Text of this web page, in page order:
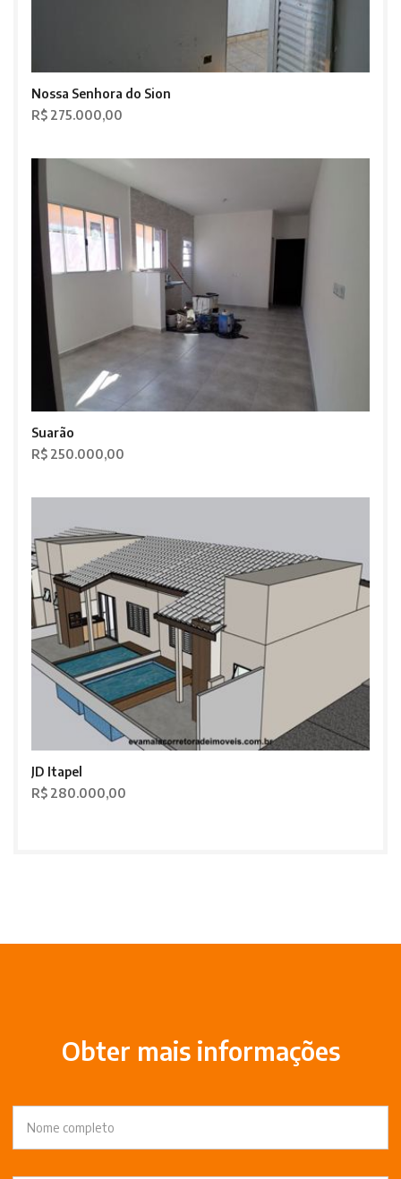
Nossa Senhora do Sion
R$ 275.000,00
Suarão
R$ 250.000,00
JD Itapel
R$ 280.000,00
Obter mais informações